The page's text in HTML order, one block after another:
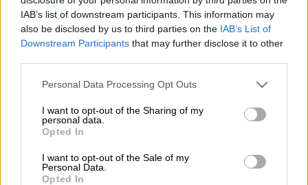
IAB’s list of downstream participants. This information may
also be disclosed by us to third parties on the IAB’s List of
Downstream Participants that may further disclose it to other
Please note that this website/app uses one or more Google
not limited to your visit or usage behaviour. You may click to
grant or deny consent to Google and its third-party tags to
use your data for below specified purposes in below Google
consent section.
Personal Data Processing Opt Outs
I want to opt-out of the Sharing of my
personal data.
Opted In
I want to opt-out of the Sale of my
Personal Data.
Opted In
ανακοίνωση του ισραηλινού σχεδίου για τον
έλεγχο της πόλης, ανέφεραν στοΓαλλικό
Πρακτορείο Ειδήσεωνδιπλωματικές πηγές.
ΔΙΑΒΑΣΤΕ ΕΠΙΣΗΣ
Κόσμος|08.08.2025 20:10
Τραμπ σε Νετανιάχου: «Μην
ψεύτικη»